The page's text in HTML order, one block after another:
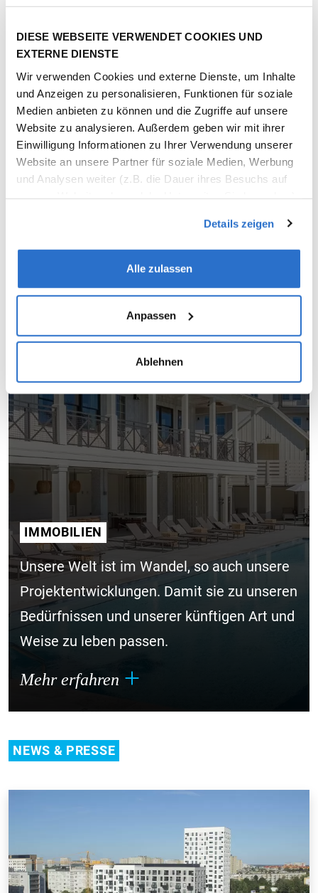
DIESE WEBSEITE VERWENDET COOKIES UND
EXTERNE DIENSTE
Wir verwenden Cookies und externe Dienste, um Inhalte
und Anzeigen zu personalisieren, Funktionen für soziale
Medien anbieten zu können und die Zugriffe auf unsere
Website zu analysieren. Außerdem geben wir mit ihrer
Einwilligung Informationen zu Ihrer Verwendung unserer
Website an unsere Partner für soziale Medien, Werbung
und Analysen weiter (z.B. die Dauer ihres Besuchs auf
werden, wo ein anderes Datenschutzniveau als in der EU
herrscht. Unsere Partner führen diese Informationen
möglicherweise mit weiteren Daten zusammen, die Sie
Nutzung der Dienste gesammelt haben. Sie können Ihre
Einwilligung jederzeit widerrufen. Ab diesem Zeitpunkt
werden keine weiteren Daten zur Analyse mehr durch
sowie die Einstellungen zu den Cookies finden Sie
unterDatenschutzhinweisen.
Details zeigen
Alle zulassen
Anpassen
Ablehnen
Mehr erfahren
IMMOBILIEN
Unsere Welt ist im Wandel, so auch unsere
Projektentwicklungen. Damit sie zu unseren
Bedürfnissen und unserer künftigen Art und
Weise zu leben passen.
Mehr erfahren
NEWS & PRESSE